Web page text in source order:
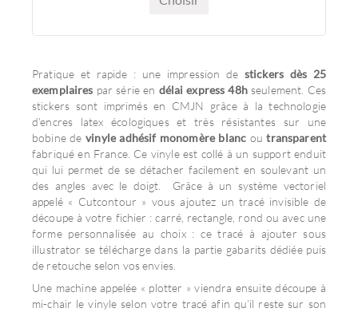
Pratique et rapide : une impression de stickers dès 25
exemplaires par série en délai express 48hseulement. Ces
stickers sont imprimés en CMJN grâce à la technologie
d’encres latex écologiques et très résistantes sur une
bobine devinyle adhésif monomère blanc outransparent
fabriqué en France. Ce vinyle est collé à un support enduit
qui lui permet de se détacher facilement en soulevant un
des angles avec le doigt. Grâce à un système vectoriel
appelé « Cutcontour » vous ajoutez un tracé invisible de
découpe à votre fichier : carré, rectangle, rond ou avec une
forme personnalisée au choix : ce tracé à ajouter sous
illustrator se télécharge dans la partie gabarits dédiée puis
de retouche selon vos envies.
Une machine appelée « plotter » viendra ensuite découpe à
mi-chair le vinyle selon votre tracé afin qu’il reste sur son